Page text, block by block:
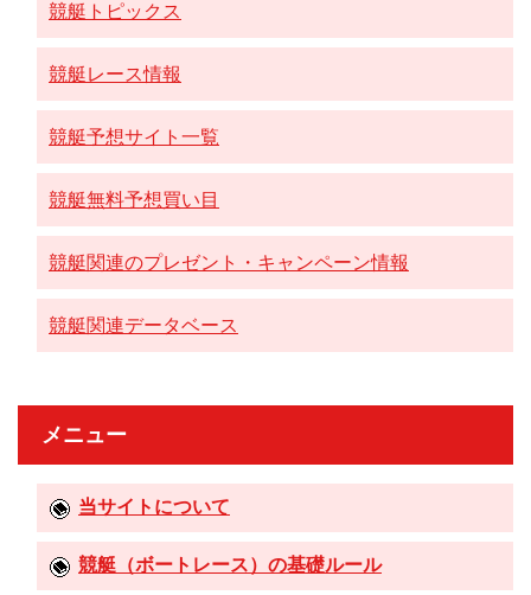
競艇トピックス
競艇レース情報
競艇予想サイト一覧
競艇無料予想買い目
競艇関連のプレゼント・キャンペーン情報
競艇関連データベース
メニュー
当サイトについて
競艇（ボートレース）の基礎ルール